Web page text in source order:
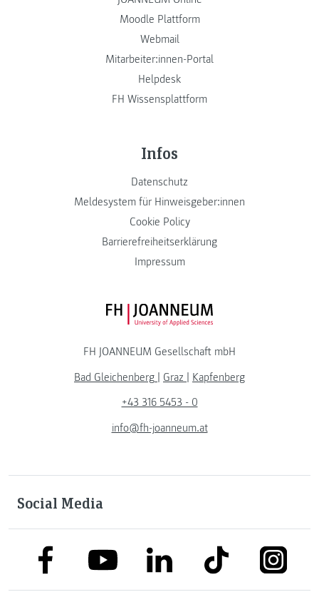
Moodle Plattform
Webmail
Mitarbeiter:innen-Portal
Helpdesk
FH Wissensplattform
Infos
Datenschutz
Meldesystem für Hinweisgeber:innen
Cookie Policy
Barrierefreiheitserklärung
Impressum
FH JOANNEUM Logo
FH JOANNEUM Gesellschaft mbH
Bad Gleichenberg | Graz | Kapfenberg
+43 316 5453 - 0
info@fh-joanneum.at
Social Media
link to facebooklink to youtubelink to linkedinlink to tiktok link to